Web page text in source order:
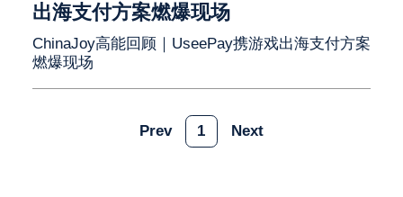
出海支付方案燃爆现场
ChinaJoy高能回顾｜UseePay携游戏出海支付方案
燃爆现场
Prev 1 Next